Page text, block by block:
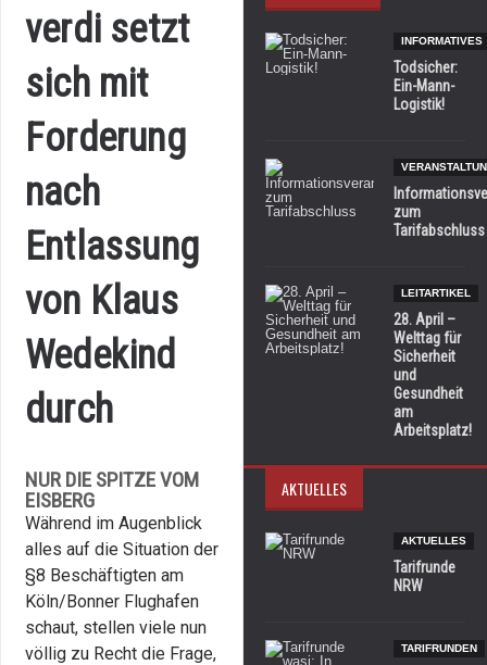
verdi setzt
sich mit
Forderung
nach
Entlassung
von Klaus
Wedekind
durch
NUR DIE SPITZE VOM
EISBERG
Während im Augenblick
alles auf die Situation der
§8 Beschäftigten am
Köln/Bonner Flughafen
schaut, stellen viele nun
völlig zu Recht die Frage,
INFORMATIVES
Todsicher:
Ein-Mann-
Logistik!
zum
Tarifabschluss
LEITARTIKEL
28. April –
Welttag für
Sicherheit
und
Gesundheit
am
Arbeitsplatz!
AKTUELLES
AKTUELLES
Tarifrunde
NRW
TARIFRUNDEN